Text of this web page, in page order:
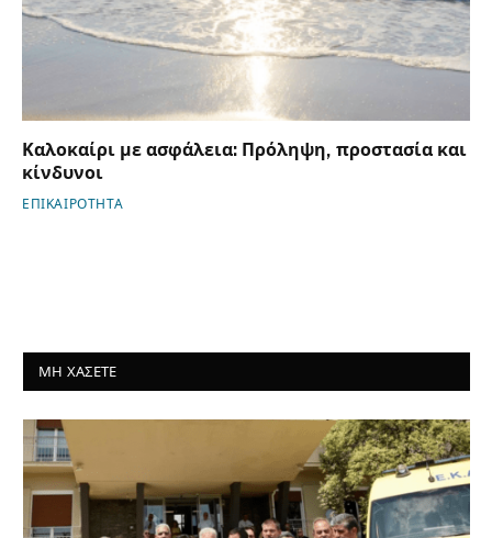
Καλοκαίρι με ασφάλεια: Πρόληψη, προστασία και
κίνδυνοι
ΕΠΙΚΑΙΡΟΤΗΤΑ
ΜΗ ΧΑΣΕΤΕ